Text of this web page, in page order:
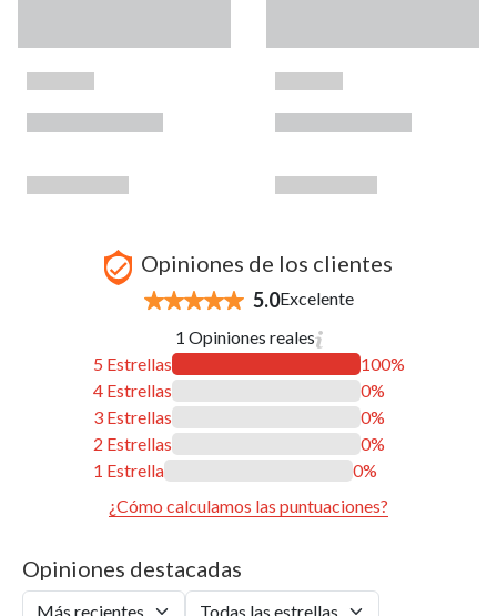
Opiniones de los clientes
5.0Excelente
1 Opiniones reales
5 Estrellas
100%
4 Estrellas
0%
3 Estrellas
0%
2 Estrellas
0%
1 Estrella
0%
¿Cómo calculamos las puntuaciones?
Opiniones destacadas